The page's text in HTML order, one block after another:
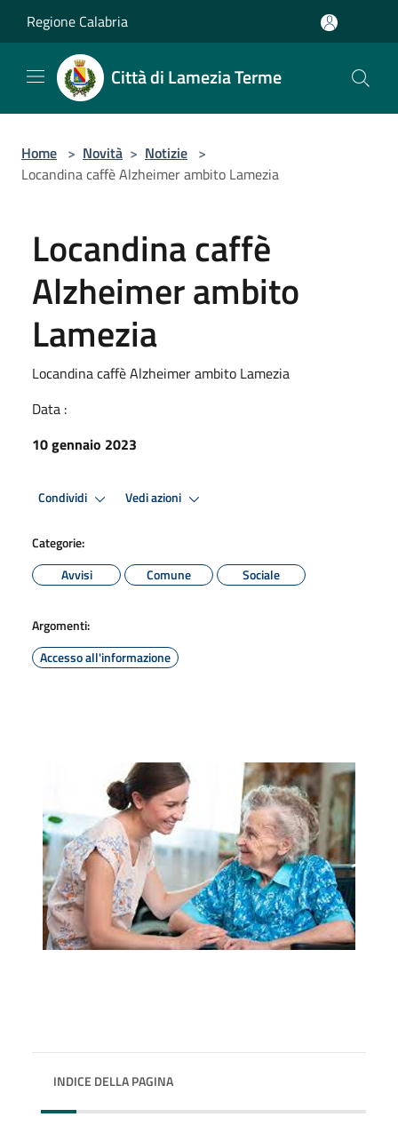
Regione Calabria
Città di Lamezia Terme
Home > Novità > Notizie >
Locandina caffè Alzheimer ambito Lamezia
Locandina caffè
Alzheimer ambito
Lamezia
Locandina caffè Alzheimer ambito Lamezia
Data :
10 gennaio 2023
Condividi Vedi azioni
Categorie:
Avvisi
Comune Sociale
Argomenti:
Accesso all'informazione
INDICE DELLA PAGINA